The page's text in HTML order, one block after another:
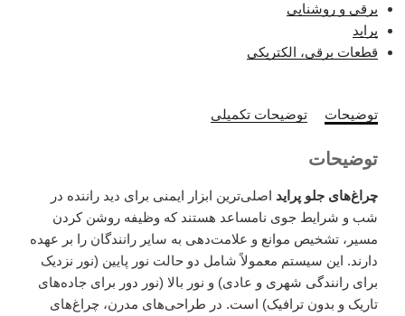
برقی و روشنایی
پراید
قطعات برقی، الکتریکی
توضیحات توضیحات تکمیلی
توضیحات
چراغ‌های جلو پراید اصلی‌ترین ابزار ایمنی برای دید راننده در
شب و شرایط جوی نامساعد هستند که وظیفه روشن کردن
مسیر، تشخیص موانع و علامت‌دهی به سایر رانندگان را بر عهده
دارند. این سیستم معمولاً شامل دو حالت نور پایین (نور نزدیک
برای رانندگی شهری و عادی) و نور بالا (نور دور برای جاده‌های
تاریک و بدون ترافیک) است. در طراحی‌های مدرن، چراغ‌های